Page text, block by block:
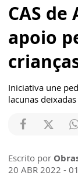
CAS
apoio
Iniciativa une
lacunas
Escrito por
20 ABR 2022 -